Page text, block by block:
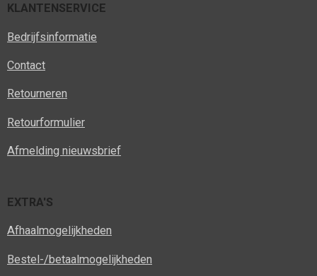
KLANTENSERVICE
Bedrijfsinformatie
Contact
Retourneren
Retourformulier
Afmelding nieuwsbrief
EXTRA'S
Afhaalmogelijkheden
Bestel-/betaalmogelijkheden